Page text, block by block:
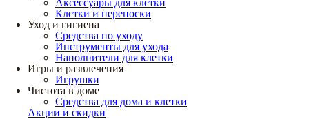
Аксессуары для клетки
Клетки и переноски
Уход и гигиена
Средства по уходу
Инструменты для ухода
Наполнители для клетки
Игры и развлечения
Игрушки
Чистота в доме
Средства для дома и клетки
Акции и скидки